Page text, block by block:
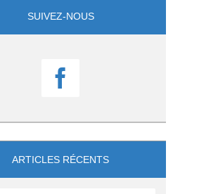
SUIVEZ-NOUS

ARTICLES RÉCENTS